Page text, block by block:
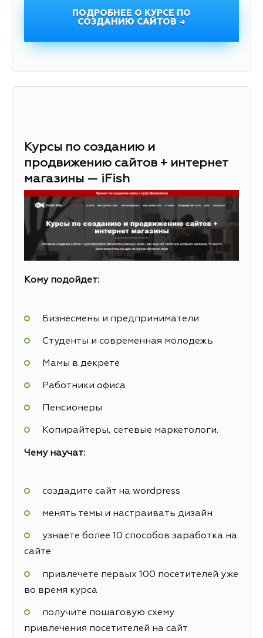
ПОДРОБНЕЕ О КУРСЕ ПО
СОЗДАНИЮ САЙТОВ →
Курсы по созданию и
продвижению сайтов + интернет
магазины — iFish
Кому подойдет:
Бизнесмены и предприниматели
Студенты и современная молодежь
Мамы в декрете
Работники офиса
Пенсионеры
Копирайтеры, сетевые маркетологи.
Чему научат:
создадите сайт на wordpress
менять темы и настраивать дизайн
узнаете более 10 способов заработка на
сайте
привлечете первых 100 посетителей уже
во время курса
получите пошаговую схему
привлечения посетителей на сайт